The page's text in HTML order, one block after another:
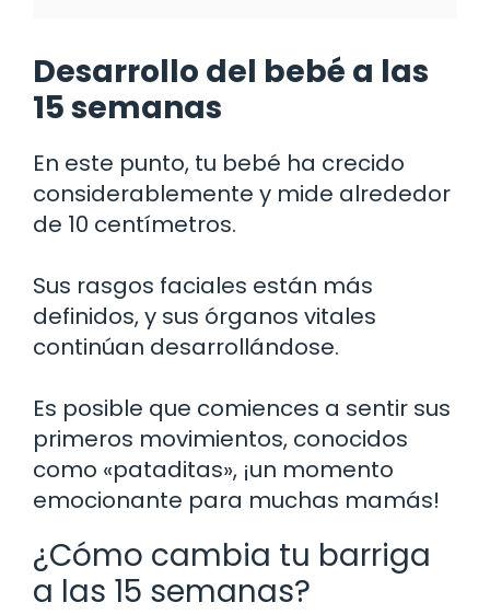
Desarrollo del bebé a las
15 semanas
En este punto, tu bebé ha crecido
considerablemente y mide alrededor
de 10 centímetros.
Sus rasgos faciales están más
definidos, y sus órganos vitales
continúan desarrollándose.
Es posible que comiences a sentir sus
primeros movimientos, conocidos
como «pataditas», ¡un momento
emocionante para muchas mamás!
¿Cómo cambia tu barriga
a las 15 semanas?